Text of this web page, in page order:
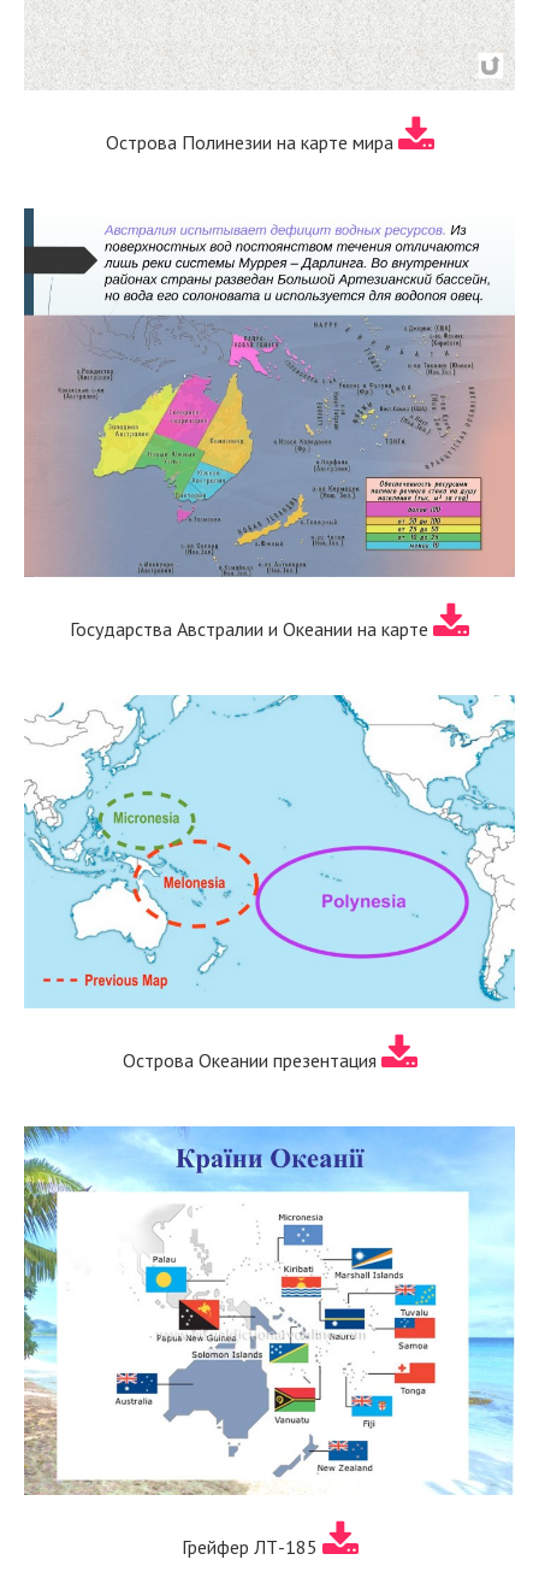
Острова Полинезии на карте мира
Государства Австралии и Океании на карте
Острова Океании презентация
Грейфер ЛТ-185